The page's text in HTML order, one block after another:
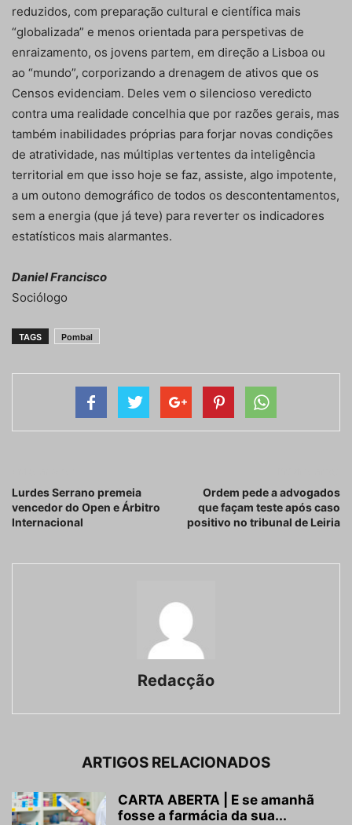
reduzidos, com preparação cultural e científica mais
“globalizada” e menos orientada para perspetivas de
enraizamento, os jovens partem, em direção a Lisboa ou
ao “mundo”, corporizando a drenagem de ativos que os
Censos evidenciam. Deles vem o silencioso veredicto
contra uma realidade concelhia que por razões gerais, mas
também inabilidades próprias para forjar novas condições
de atratividade, nas múltiplas vertentes da inteligência
territorial em que isso hoje se faz, assiste, algo impotente,
a um outono demográfico de todos os descontentamentos,
sem a energia (que já teve) para reverter os indicadores
estatísticos mais alarmantes.
Daniel Francisco
Sociólogo
TAGS Pombal
Lurdes Serrano premeia
vencedor do Open e Árbitro
Internacional
Ordem pede a advogados
que façam teste após caso
positivo no tribunal de Leiria
Redacção
ARTIGOS RELACIONADOS
CARTA ABERTA | E se amanhã
fosse a farmácia da sua...